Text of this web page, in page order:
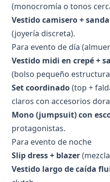
(monocromía o tonos
Vestido camisero +
(joyería discreta).
Para evento de día
Vestido midi en crepé +
(bolso pequeño
Set coordinado(top +
claros con accesorios
Mono (jumpsuit) con
protagonistas.
Para evento de noche
Slip dress + blazer
Vestido largo de caída